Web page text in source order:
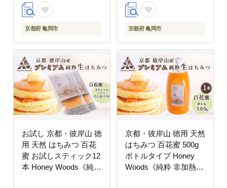
化粧箱入り《純粋 非加
熱 国産 完熟 無添加 生
はちみつ ギフト プレゼ
り
京都府 亀岡市 京都府 亀岡市
お試し 京都・彼岸山 徳
用 天然 はちみつ 百花
蜜 お試しスティック12
本 Honey Woods《純粋
京都・彼岸山 徳用 天然
はちみつ 百花蜜 500g
ボトルタイプ Honey
Woods《純粋 非加熱